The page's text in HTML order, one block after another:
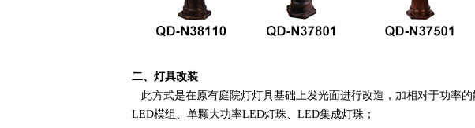
二、灯具改装
此方式是在原有庭院灯灯具基础上发光面进行改造，加相对于功率的散热
LED模组、单颗大功率LED灯珠、LED集成灯珠；